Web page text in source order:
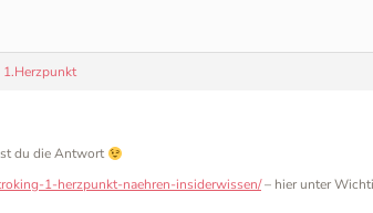
du die Antwort
1-herzpunkt-naehren-insiderwissen/– hier unter